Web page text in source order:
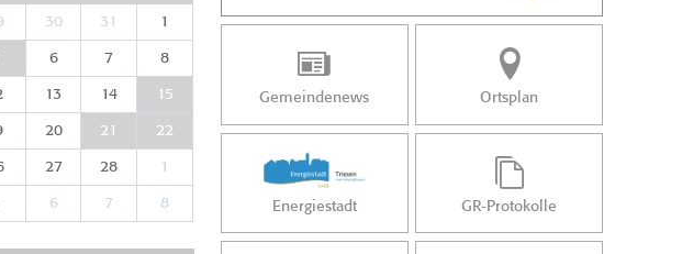
30 31 1
6 7 8
13 14 15
20 21 22
27 28 1
6 7 8
Gemeindenews Ortsplan
Energiestadt GR-Protokolle